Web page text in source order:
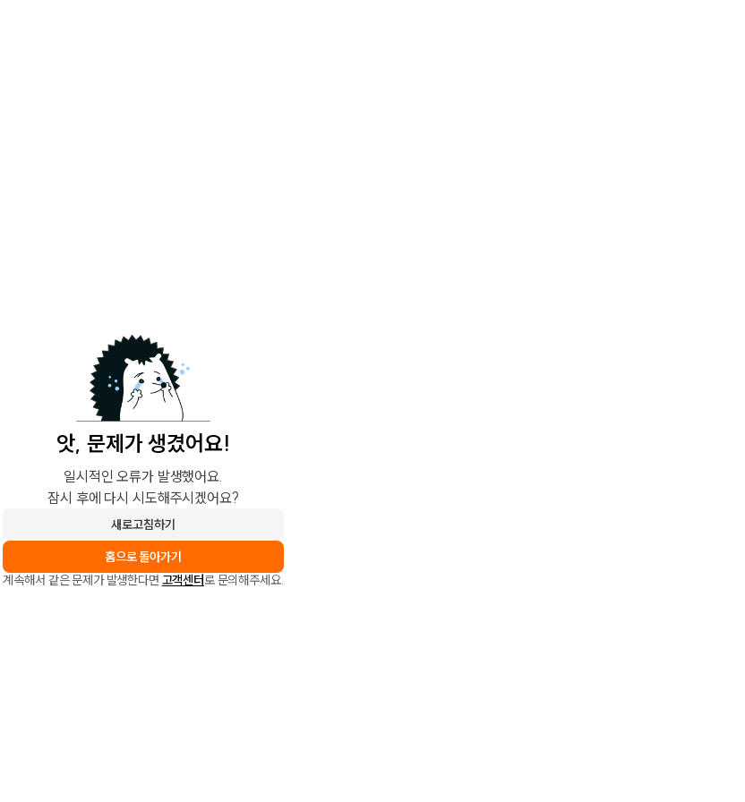
앗, 문제가 생겼어요!
일시적인 오류가 발생했어요.
잠시 후에 다시 시도해주시겠어요?
새로고침하기
홈으로 돌아가기
계속해서 같은 문제가 발생한다면 고객센터로 문의해주세요.